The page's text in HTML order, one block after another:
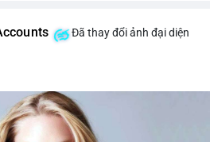
Đã thay đổi ảnh đại diện